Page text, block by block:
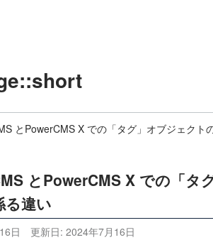
::short
とPowerCMS X での「タグ」オブジェクト
とPowerCMS X での「タ
る違い
日 更新日: 2024年7月16日